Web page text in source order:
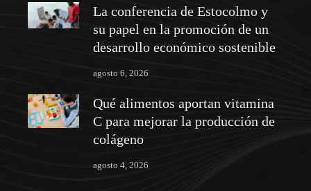
La conferencia de Estocolmo y
su papel en la promoción de un
desarrollo económico sostenible
agosto 6, 2026
Qué alimentos aportan vitamina
C para mejorar la producción de
colágeno
agosto 4, 2026